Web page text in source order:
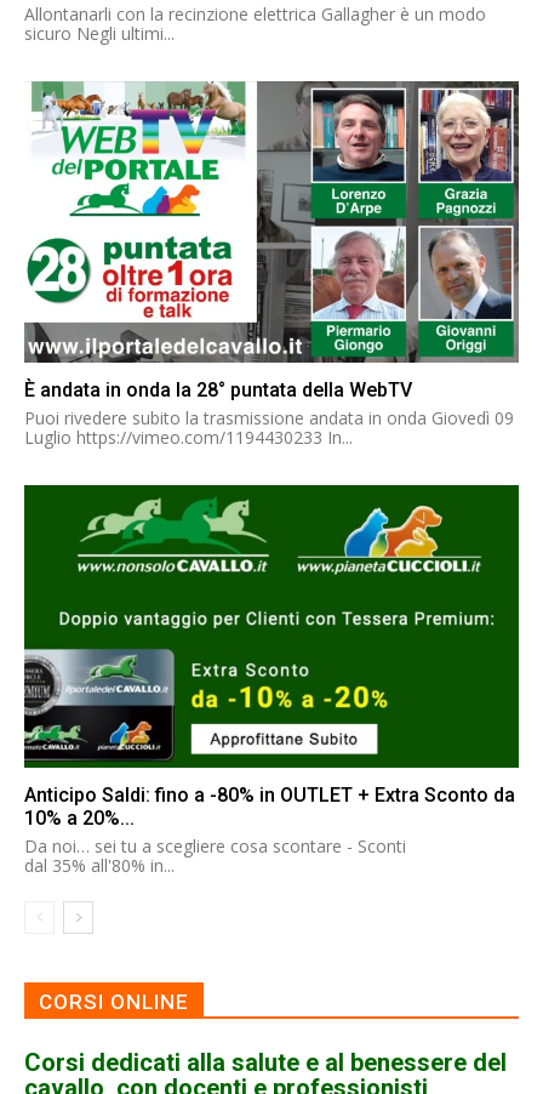
Allontanarli con la recinzione elettrica Gallagher è un modo
sicuro Negli ultimi...
È andata in onda la 28° puntata della WebTV
Puoi rivedere subito la trasmissione andata in onda Giovedì 09
Luglio https://vimeo.com/1194430233 In...
Anticipo Saldi: fino a -80% in OUTLET + Extra Sconto da
10% a 20%...
Da noi… sei tu a scegliere cosa scontare - Sconti
dal 35% all'80% in...
CORSI ONLINE
Corsi dedicati alla salute e al benessere del
cavallo, con docenti e professionisti